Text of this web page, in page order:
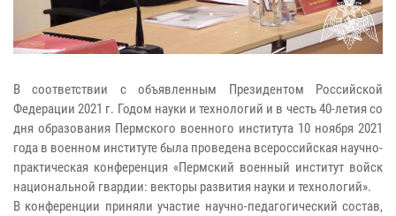
В соответствии с объявленным Президентом Российской
Федерации 2021 г. Годом науки и технологий и в честь 40-летия со
дня образования Пермского военного института 10 ноября 2021
года в военном институте была проведена всероссийская научно-
практическая конференция «Пермский военный институт войск
национальной гвардии: векторы развития науки и технологий».
В конференции приняли участие научно-педагогический состав,